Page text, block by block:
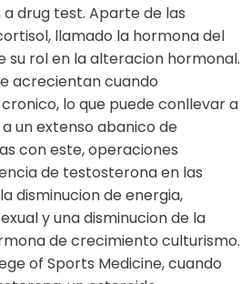
drug test. Aparte de las
llamado la hormona del
su rol en la alteracion hormonal.
acrecientan cuando
lo que puede conllevar a
un extenso abanico de
con este, operaciones
de testosterona en las
disminucion de energia,
y una disminucion de la
de crecimiento culturismo.
of Sports Medicine, cuando